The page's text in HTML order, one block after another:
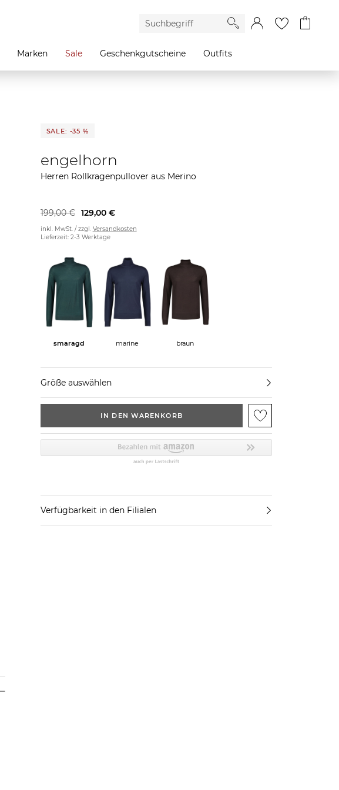
Marken Sale Geschenkgutscheine Outfits
SALE: -35 %
engelhorn
Herren Rollkragenpullover aus Merino
129,00 €
199,00 €
inkl. MwSt. / zzgl. Versandkosten
Lieferzeit: 2-3 Werktage
smaragd marine braun
Größe auswählen
IN DEN WARENKORB
Verfügbarkeit in den Filialen